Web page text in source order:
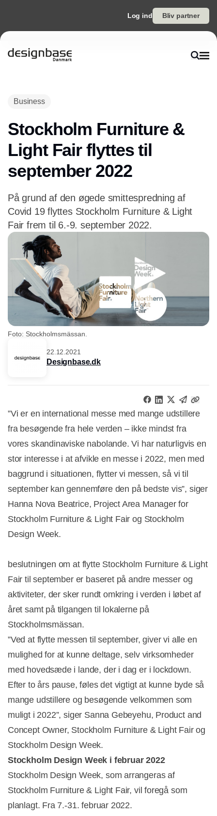
Log ind Bliv partner
Business
Stockholm Furniture &
Light Fair flyttes til
september 2022
På grund af den øgede smittespredning af
Covid 19 flyttes Stockholm Furniture & Light
Fair frem til 6.-9. september 2022.
Foto: Stockholmsmässan.
22.12.2021
Designbase.dk
”Vi er en international messe med mange udstillere
fra besøgende fra hele verden – ikke mindst fra
vores skandinaviske nabolande. Vi har naturligvis en
stor interesse i at afvikle en messe i 2022, men med
baggrund i situationen, flytter vi messen, så vi til
september kan gennemføre den på bedste vis”, siger
Hanna Nova Beatrice, Project Area Manager for
Stockholm Furniture & Light Fair og Stockholm
Design Week.
beslutningen om at flytte Stockholm Furniture & Light
Fair til september er baseret på andre messer og
aktiviteter, der sker rundt omkring i verden i løbet af
året samt på tilgangen til lokalerne på
Stockholmsmässan.
”Ved at flytte messen til september, giver vi alle en
mulighed for at kunne deltage, selv virksomheder
med hovedsæde i lande, der i dag er i lockdown.
Efter to års pause, føles det vigtigt at kunne byde så
mange udstillere og besøgende velkommen som
muligt i 2022”, siger Sanna Gebeyehu, Product and
Concept Owner, Stockholm Furniture & Light Fair og
Stockholm Design Week.
Stockholm Design Week i februar 2022
Stockholm Design Week, som arrangeras af
Stockholm Furniture & Light Fair, vil foregå som
planlagt. Fra 7.-31. februar 2022.